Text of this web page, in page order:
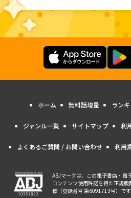
ホーム 無料話増量 ラン
ジャンル一覧 サイトマップ 利
よくあるご質問 / お問い合わせ 利用
ABJマークは、この電子書店・電
コンテンツ使用許諾を得た正規
標（登録番号 第6091713号）です